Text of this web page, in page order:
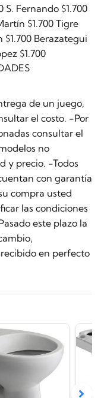
S. Fernando $1.700
$1.700 Tigre
$1.700 Berazategui
$1.700
de un juego,
el costo. -Por
consultar el
no
y precio. -Todos
con garantía
compra usted
las condiciones
este plazo la
en perfecto